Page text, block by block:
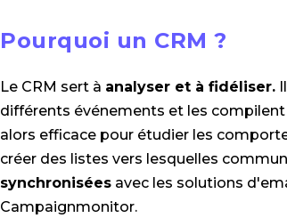
Pourquoi un CRM ?
Le CRM sert à analyser et à fidéliser.
différents événements et les
alors efficace pour étudier les
créer des listes vers lesquelles
synchronisées avec les solutions
Campaignmonitor.